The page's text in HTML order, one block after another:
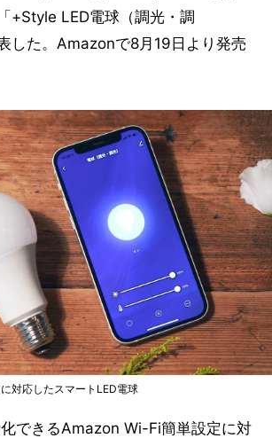
+Style LED電球（調光・調
した。Amazonで8月19日より発売
対応したスマートLED電球
できるAmazon Wi-Fi簡単設定に対